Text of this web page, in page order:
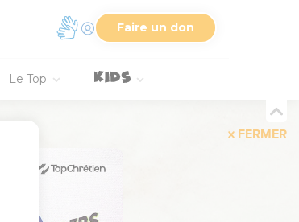
Faire un don
Le Top
FERMER